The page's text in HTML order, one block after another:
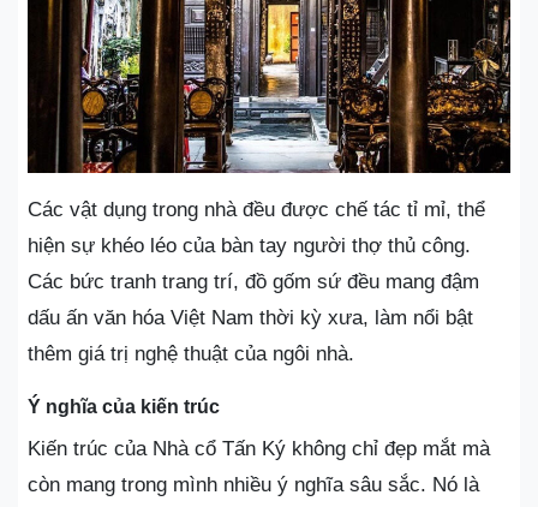
Các vật dụng trong nhà đều được chế tác tỉ mỉ, thể
hiện sự khéo léo của bàn tay người thợ thủ công.
Các bức tranh trang trí, đồ gốm sứ đều mang đậm
dấu ấn văn hóa Việt Nam thời kỳ xưa, làm nổi bật
thêm giá trị nghệ thuật của ngôi nhà.
Ý nghĩa của kiến trúc
Kiến trúc của Nhà cổ Tấn Ký không chỉ đẹp mắt mà
còn mang trong mình nhiều ý nghĩa sâu sắc. Nó là